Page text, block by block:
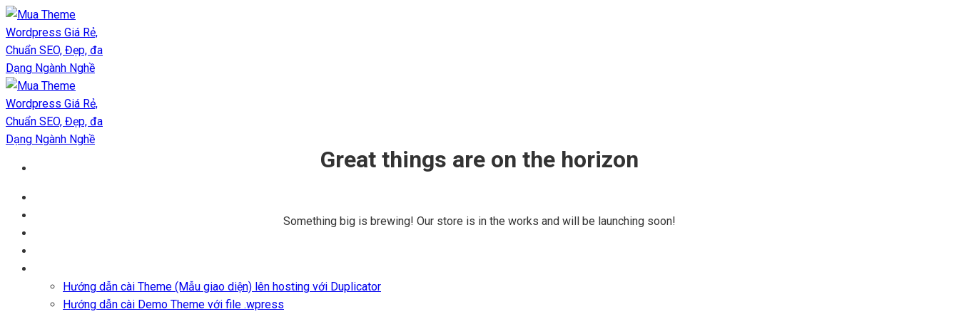
Chuyển
đến
nội
dung
Hướng dẫn cài Theme (Mẫu giao diện) lên hosting với Duplicator
Hướng dẫn cài Demo Theme với file .wpress
Great things are on the horizon
Something big is brewing! Our store is in the works and will be launching soon!